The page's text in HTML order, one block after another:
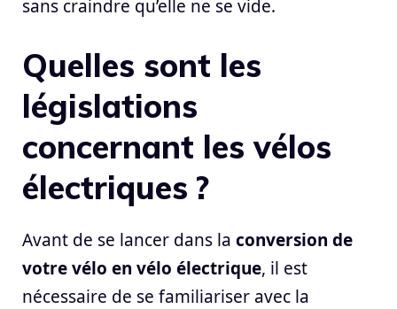
sans craindre qu’elle ne se vide.
Quelles sont les
législations
concernant les vélos
électriques ?
Avant de se lancer dans la conversion de
votre vélo en vélo électrique, il est
nécessaire de se familiariser avec la